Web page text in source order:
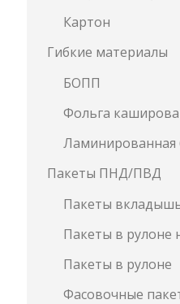
Картон
Гибкие материалы
БОПП
Фольга
Ламинированная
Пакеты ПНД/ПВД
Пакеты
Пакеты в рулоне
Пакеты в рулоне
Фасовочные